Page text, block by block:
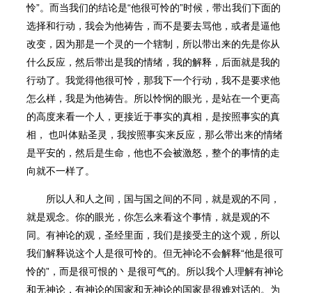
怜”。而当我们的结论是“他很可怜的”时候，带出我们下面的
选择和行动，我会为他祷告，而不是要去骂他，或者是逼他
改变，因为那是一个灵的一个辖制，所以带出来的先是你从
什么反应，然后带出是我的情绪，我的解释，后面就是我的
行动了。我觉得他很可怜，那我下一个行动，我不是要求他
怎么样，我是为他祷告。所以怜悯的眼光，是站在一个更高
的高度来看一个人，更接近于事实的真相，是按照事实的真
相， 也叫体贴圣灵，我按照事实来反应，那么带出来的情绪
是平安的，然后是生命，他也不会被激怒，整个的事情的走
向就不一样了。
所以人和人之间，国与国之间的不同，就是观的不同，
就是观念。你的眼光，你怎么来看这个事情，就是观的不
同。有神论的观，圣经里面，我们是接受主的这个观，所以
我们解释说这个人是很可怜的。但无神论不会解释“他是很可
怜的”，而是很可恨的丶是很可气的。所以我个人理解有神论
和无神论，有神论的国家和无神论的国家是很难对话的。为